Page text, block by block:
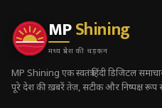
MPShining
मध्य प्रदेश की धड़कन
MP Shining एक स्वतंत्र हिंदी डिजिटल
पूरे देश की ख़बरें तेज़, सटीक और निष्पक्ष रूप से